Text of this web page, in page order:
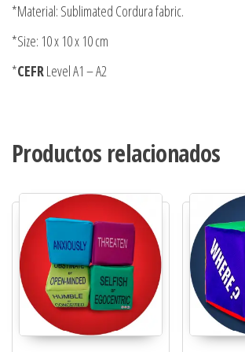
*Material: Sublimated Cordura fabric.
*Size: 10 x 10 x 10 cm
*CEFRLevel A1 – A2
Productos relacionados